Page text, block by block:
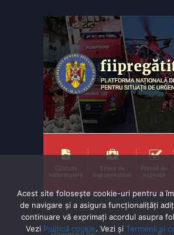
Acest site folosește cookie-uri pentru a
de navigare și a asigura funcționalițăți
continuare vă exprimaţi acordul asupra
Vezi Politică cookie. Vezi și Termenii și